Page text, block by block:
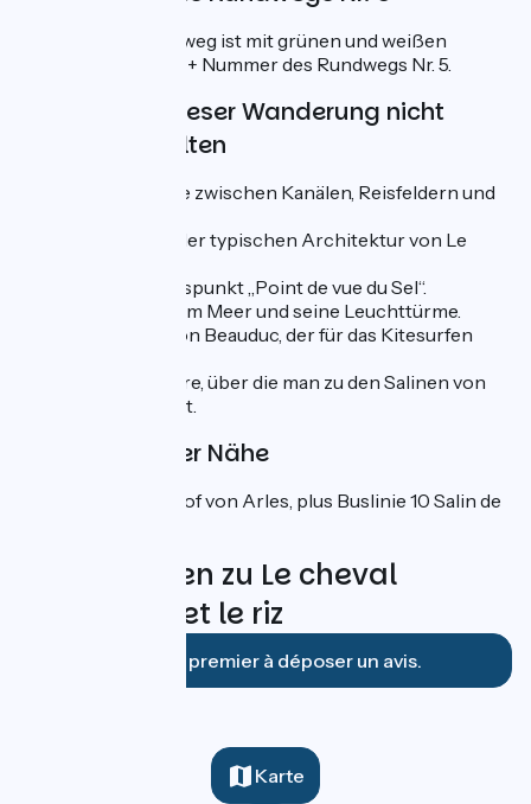
Der gesamte Rundweg ist mit grünen und weißen
Schildern markiert + Nummer des Rundwegs Nr. 5.
Was Sie auf dieser Wanderung nicht
verpassen sollten
Die Camargue zwischen Kanälen, Reisfeldern und
Entdeckung der typischen Architektur von Le
Der Aussichtspunkt „Point de vue du Sel“.
Der Damm zum Meer und seine Leuchttürme.
Der Strand von Beauduc, der für das Kitesurfen
Barcarin-Fähre, über die man zu den Salinen von
Giraud gelangt.
Bahnhöfe in der Nähe
SNCF-Bahnhof von Arles, plus Buslinie 10 Salin de
Bewertungen zu Le cheval
camargue et le riz
Soyez le premier à déposer un avis.
Karte